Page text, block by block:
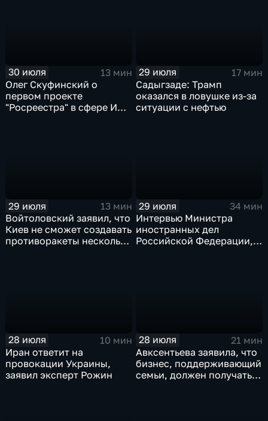
30 июля
13 мин
Олег Скуфинский о
первом проекте
"Росреестра" в сфере ИИ
29 июля
17 мин
Садыгзаде: Трамп
оказался в ловушке из-за
ситуации с нефтью
29 июля
13 мин
Войтоловский заявил, что
Киев не сможет создавать
противоракеты несколько
29 июля
34 мин
Интервью Министра
иностранных дел
Российской Федерации,
28 июля
10 мин
Иран ответит на
провокации Украины,
заявил эксперт Рожин
28 июля
21 мин
Авксентьева заявила, что
бизнес, поддерживающий
семьи, должен получать